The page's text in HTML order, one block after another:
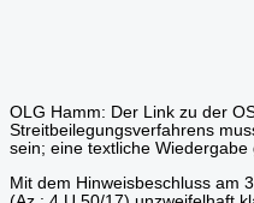
OLG Hamm: Der Link zu der
Streitbeilegungsverfahrens
sein; eine textliche Wiedergabe
Mit dem Hinweisbeschluss am